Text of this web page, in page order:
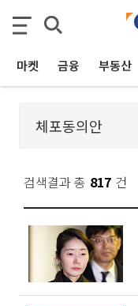
마켓 금융 부동산
검색결과 총 817 건